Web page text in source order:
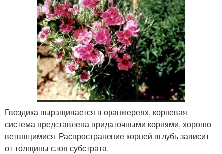
Гвоздика выращивается в оранжереях, корневая
система представлена придаточными корнями, хорошо
ветвящимися. Распространение корней вглубь зависит
от толщины слоя субстрата.